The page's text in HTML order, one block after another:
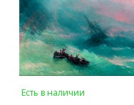
Есть в наличии